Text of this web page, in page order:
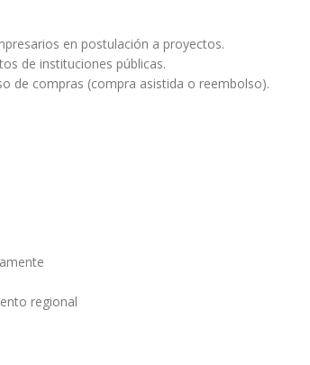
en postulación a proyectos.
de instituciones públicas.
de compras (compra asistida o reembolso).
regional